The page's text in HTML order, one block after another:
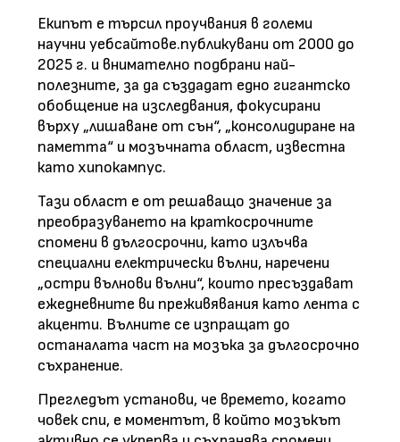
Екипът е търсил проучвания в големи
научни уебсайтове.публикувани от 2000 до
2025 г. и внимателно подбрани най-
полезните, за да създадат едно гигантско
обобщение на изследвания, фокусирани
върху „лишаване от сън“, „консолидиране на
паметта“ и мозъчната област, известна
като хипокампус.
Тази област е от решаващо значение за
преобразуването на краткосрочните
спомени в дългосрочни, като излъчва
специални електрически вълни, наречени
„остри вълнови вълни“, които пресъздават
ежедневните ви преживявания като лента с
акценти. Вълните се изпращат до
останалата част на мозъка за дългосрочно
съхранение.
Прегледът установи, че времето, когато
човек спи, е моментът, в който мозъкът